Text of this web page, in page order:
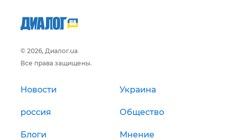
© 2026, Диалог.ua
Все права защищены.
Новости Украина
россия Общество
Блоги Мнение